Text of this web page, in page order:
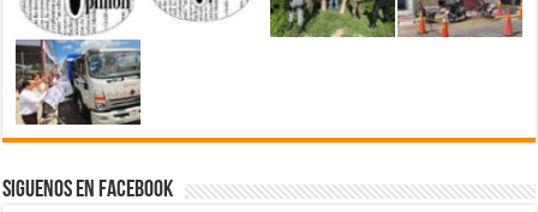
Siguenos en Facebook